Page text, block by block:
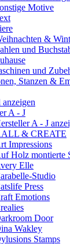
Motive
&
und
und
Stanzen &
anzeigen
A - J
A - J
& CREATE
Impressions
Holz montierte
Elle
Studio
Press
Emotions
Door
Wakley
Stamps